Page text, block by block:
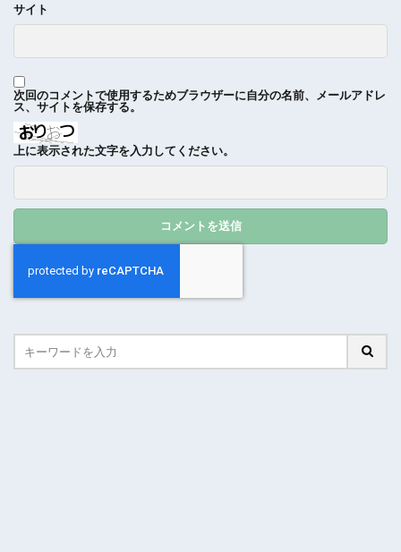
サイト
次回のコメントで使用するためブラウザーに自分の名前、メールアドレ
ス、サイトを保存する。
上に表示された文字を入力してください。